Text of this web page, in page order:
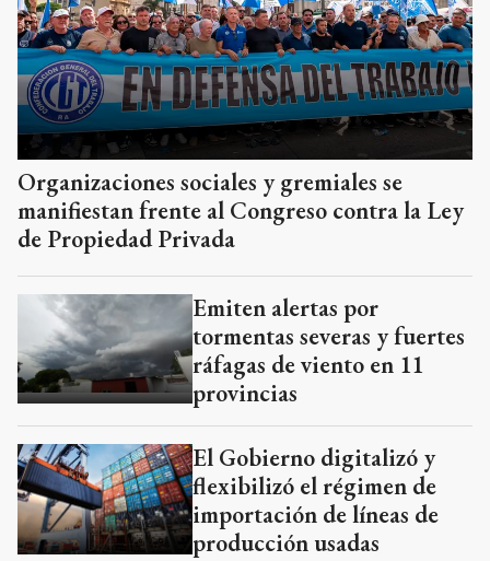
Organizaciones sociales y gremiales se
manifiestan frente al Congreso contra la Ley
de Propiedad Privada
Emiten alertas por
tormentas severas y fuertes
ráfagas de viento en 11
provincias
El Gobierno digitalizó y
flexibilizó el régimen de
importación de líneas de
producción usadas